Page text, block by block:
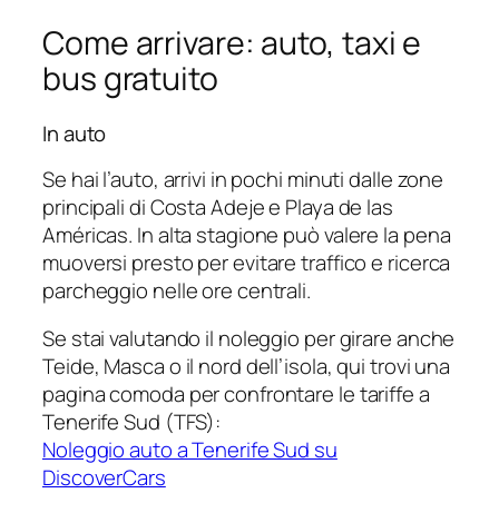
Come arrivare: auto, taxi e
bus gratuito
In auto
Se hai l’auto, arrivi in pochi minuti dalle zone
principali di Costa Adeje e Playa de las
Américas. In alta stagione può valere la pena
muoversi presto per evitare traffico e ricerca
parcheggio nelle ore centrali.
Se stai valutando il noleggio per girare anche
Teide, Masca o il nord dell’isola, qui trovi una
pagina comoda per confrontare le tariffe a
Tenerife Sud (TFS):
Noleggio auto a Tenerife Sud su
DiscoverCars